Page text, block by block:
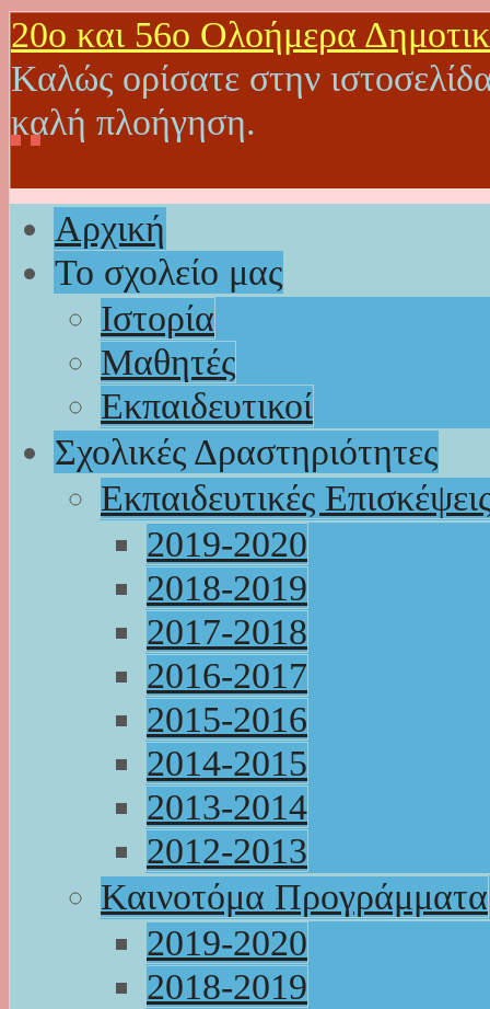
20o και 56ο Ολοήμερα
Καλώς ορίσατε στην
καλή πλοήγηση.
Αρχική
Το σχολείο μας
Ιστορία
Μαθητές
Εκπαιδευτικοί
Σχολικές Δραστηριότητες
Εκπαιδευτικές
2019-2020
2018-2019
2017-2018
2016-2017
2015-2016
2014-2015
2013-2014
2012-2013
Καινοτόμα Προγράμματα
2019-2020
2018-2019